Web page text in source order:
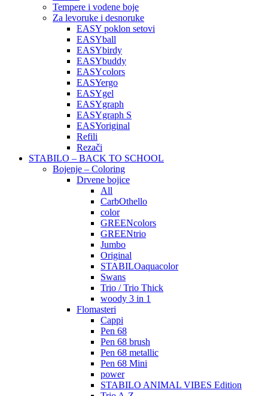
Tempere i vodene boje
Za levoruke i desnoruke
EASY poklon setovi
EASYball
EASYbirdy
EASYbuddy
EASYcolors
EASYergo
EASYgel
EASYgraph
EASYgraph S
EASYoriginal
Refili
Rezači
STABILO – BACK TO SCHOOL
Bojenje – Coloring
Drvene bojice
All
CarbOthello
color
GREENcolors
GREENtrio
Jumbo
Original
STABILOaquacolor
Swans
Trio / Trio Thick
woody 3 in 1
Flomasteri
Cappi
Pen 68
Pen 68 brush
Pen 68 metallic
Pen 68 Mini
power
STABILO ANIMAL VIBES Edition